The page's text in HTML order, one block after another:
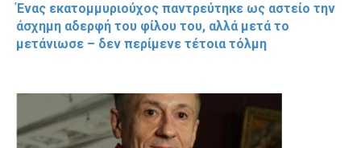
Ένας εκατομμυριούχος παντρεύτηκε ως αστείο την
άσχημη αδερφή του φίλου του, αλλά μετά το
μετάνιωσε – δεν περίμενε τέτοια τόλμη